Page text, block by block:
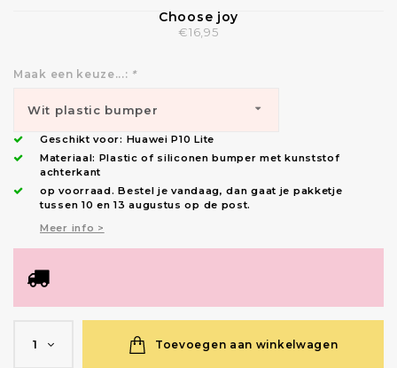
Choose joy
€16,95
Maak een keuze...: *
Wit plastic bumper
(bescherming: zijkanten +
hoeken) - €16,95
Geschikt voor: Huawei P10 Lite
Materiaal: Plastic of siliconen bumper met kunststof
achterkant
op voorraad.Bestel je vandaag, dan gaat je pakketje
tussen 10 en 13 augustus op de post.
Meer info >
1 Toevoegen aan winkelwagen